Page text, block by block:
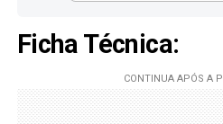
Ficha Técnica: